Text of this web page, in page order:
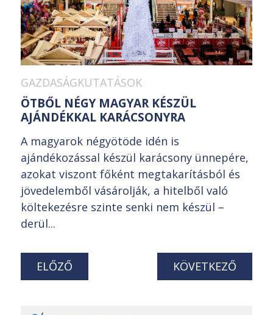
GAZDASÁGKUTATÁSOK
ÖTBŐL NÉGY MAGYAR KÉSZÜL
AJÁNDÉKKAL KARÁCSONYRA
A magyarok négyötöde idén is
ajándékozással készül karácsony ünnepére,
azokat viszont főként megtakarításból és
jövedelemből vásárolják, a hitelből való
költekezésre szinte senki nem készül –
derül...
ELŐZŐ KÖVETKEZŐ